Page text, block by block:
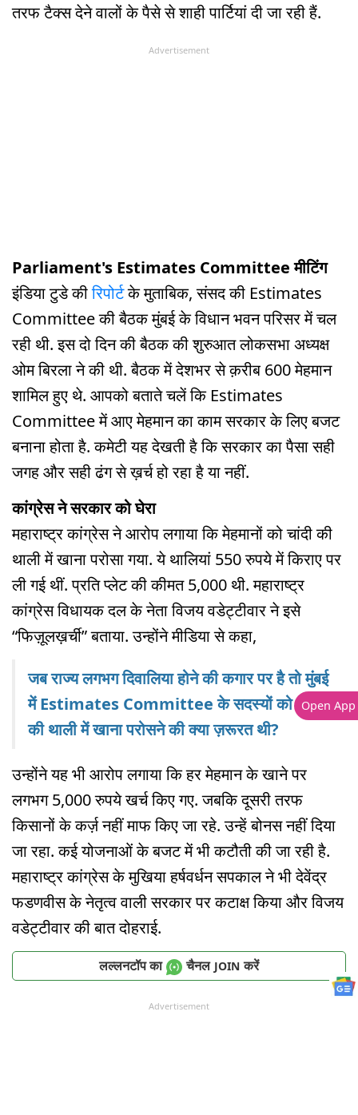
तरफ टैक्स देने वालों के पैसे से शाही पार्टियां दी जा रही हैं.
Advertisement
Parliament's Estimates Committee मीटिंग
इंडिया टुडे कीरिपोर्टके मुताबिक, संसद की Estimates
Committee की बैठक मुंबई के विधान भवन परिसर में चल
रही थी. इस दो दिन की बैठक की शुरुआत लोकसभा अध्यक्ष
ओम बिरला ने की थी. बैठक में देशभर से क़रीब 600 मेहमान
शामिल हुए थे. आपको बताते चलें कि Estimates
Committee में आए मेहमान का काम सरकार के लिए बजट
बनाना होता है. कमेटी यह देखती है कि सरकार का पैसा सही
जगह और सही ढंग से ख़र्च हो रहा है या नहीं.
कांग्रेस ने सरकार को घेरा
महाराष्ट्र कांग्रेस ने आरोप लगाया कि मेहमानों को चांदी की
थाली में खाना परोसा गया. ये थालियां 550 रुपये में किराए पर
ली गई थीं. प्रति प्लेट की कीमत 5,000 थी. महाराष्ट्र
कांग्रेस विधायक दल के नेता विजय वडेट्टीवार ने इसे
“फिज़ूलख़र्ची” बताया. उन्होंने मीडिया से कहा,
जब राज्य लगभग दिवालिया होने की कगार पर है तो मुंबई
में Estimates Committee के सदस्यों को चांदी
की थाली में खाना परोसने की क्या ज़रूरत थी?
उन्होंने यह भी आरोप लगाया कि हर मेहमान के खाने पर
लगभग 5,000 रुपये खर्च किए गए. जबकि दूसरी तरफ
किसानों के कर्ज़ नहीं माफ किए जा रहे. उन्हें बोनस नहीं दिया
जा रहा. कई योजनाओं के बजट में भी कटौती की जा रही है.
महाराष्ट्र कांग्रेस के मुखिया हर्षवर्धन सपकाल ने भी देवेंद्र
फडणवीस के नेतृत्व वाली सरकार पर कटाक्ष किया और विजय
वडेट्टीवार की बात दोहराई.
लल्लनटॉप का चैनल JOIN करें
Advertisement
Open App